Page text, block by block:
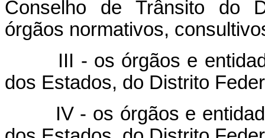
Conselho de Trânsito do
órgãos normativos,
III - os órgãos e
dos Estados, do Distrito
IV - os órgãos e